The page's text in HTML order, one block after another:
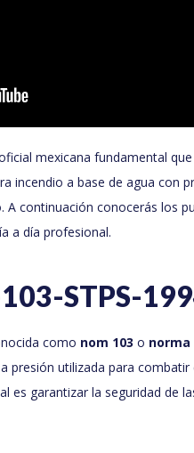
mexicana fundamental
incendio a base de agua con
continuación conocerás los
a día profesional.
STPS-
como nom 103 o norma
presión utilizada para
es garantizar la seguridad de